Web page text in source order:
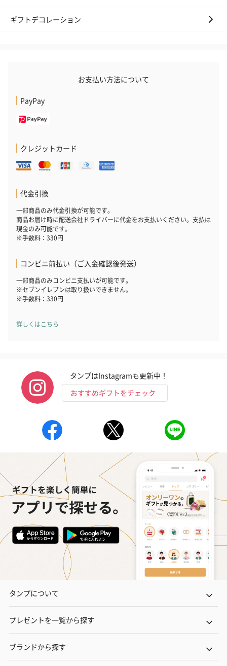
ギフトデコレーション
お支払い方法について
PayPay
クレジットカード
代金引換
一部商品のみ代金引換が可能です。
商品お届け時に配送会社ドライバーに代金をお支払いください。支払は
現金のみ可能です。
※手数料：330円
コンビニ前払い（ご入金確認後発送）
一部商品のみコンビニ支払いが可能です。
※セブンイレブンは取り扱いできません。
※手数料：330円
詳しくはこちら
タンプはInstagramも更新中！
おすすめギフトをチェック
タンプについて
プレゼントを一覧から探す
ブランドから探す